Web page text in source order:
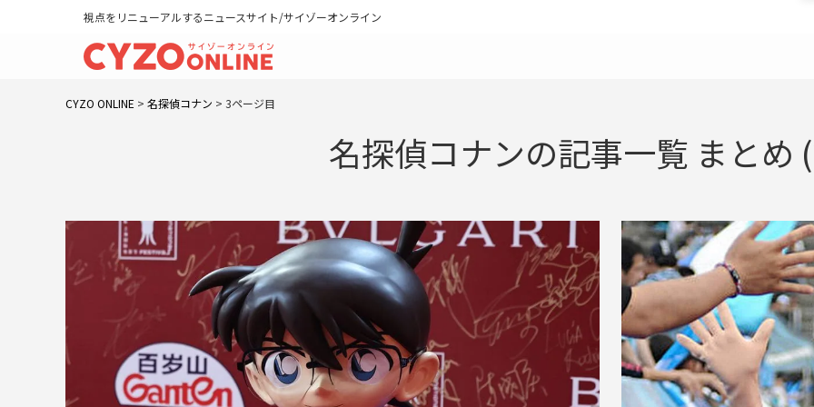
視点をリニューアルするニュースサイト/サイゾーオンライン
CYZO ONLINE > 名探偵コナン > 3ページ目
名探偵コナンの記事一覧 まとめ